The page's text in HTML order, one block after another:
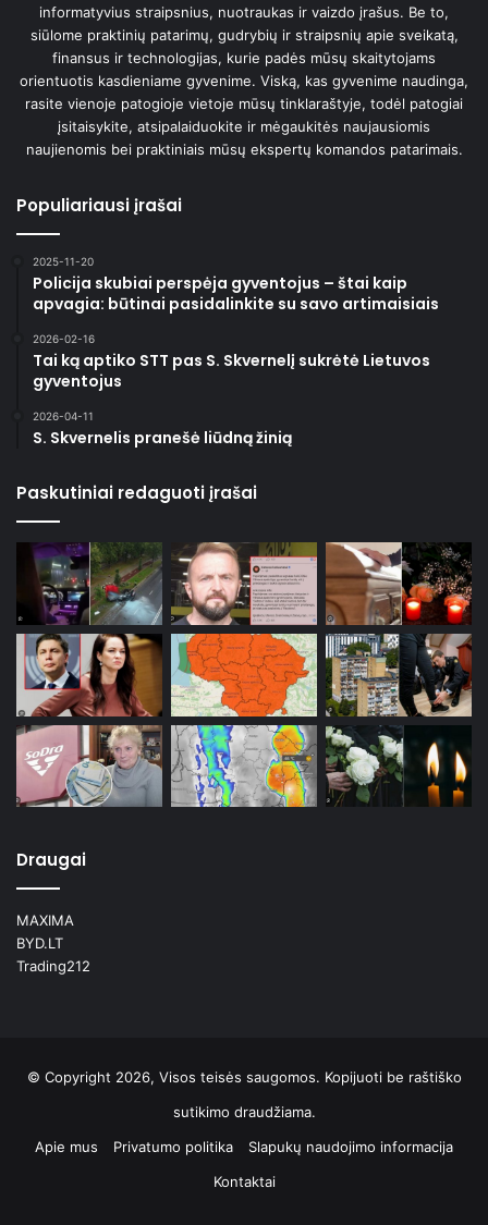
informatyvius straipsnius, nuotraukas ir vaizdo įrašus. Be to,
siūlome praktinių patarimų, gudrybių ir straipsnių apie sveikatą,
finansus ir technologijas, kurie padės mūsų skaitytojams
orientuotis kasdieniame gyvenime. Viską, kas gyvenime naudinga,
rasite vienoje patogioje vietoje mūsų tinklaraštyje, todėl patogiai
įsitaisykite, atsipalaiduokite ir mėgaukitės naujausiomis
naujienomis bei praktiniais mūsų ekspertų komandos patarimais.
Populiariausi įrašai
2025-11-20
Policija skubiai perspėja gyventojus – štai kaip
apvagia: būtinai pasidalinkite su savo artimaisiais
2026-02-16
Tai ką aptiko STT pas S. Skvernelį sukrėtė Lietuvos
gyventojus
2026-04-11
S. Skvernelis pranešė liūdną žinią
Paskutiniai redaguoti įrašai
Draugai
MAXIMA
BYD.LT
Trading212
© Copyright 2026, Visos teisės saugomos. Kopijuoti be raštiško
sutikimo draudžiama.
Apie mus
Privatumo politika
Slapukų naudojimo informacija
Kontaktai